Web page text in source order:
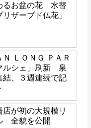
るお盆の花 水替
リザーブド仏花」
Ｎ ＬＯＮＧ ＰＡＲ
ルシェ」刷新 泉
結、３週連続で記
店が初の大規模リ
全貌を公開